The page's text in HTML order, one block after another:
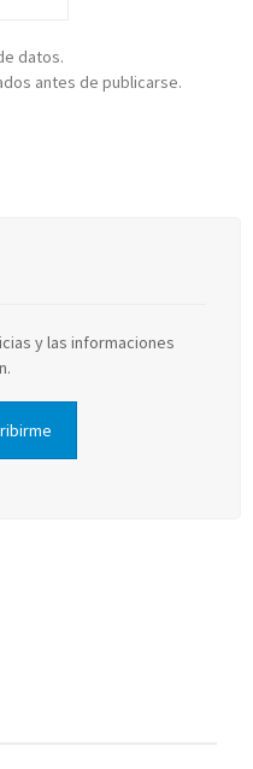
datos.
antes de publicarse.
y las informaciones